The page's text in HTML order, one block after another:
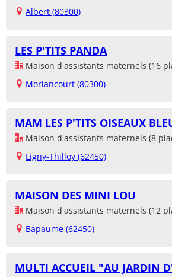
Albert (80300)
LES P'TITS PANDA
Maison d'assistants maternels (16
Morlancourt (80300)
MAM LES P'TITS OISEAUX
Maison d'assistants maternels (8
Ligny-Thilloy (62450)
MAISON DES MINI LOU
Maison d'assistants maternels (12
Bapaume (62450)
MULTI ACCUEIL "AU JARDIN